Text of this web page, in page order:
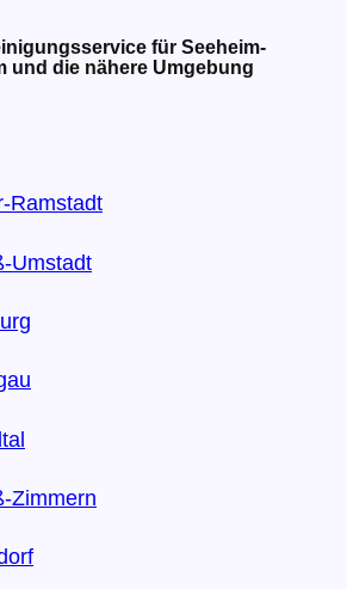
für Seeheim-
und die nähere Umgebung
Ramstadt
Umstadt
Zimmern